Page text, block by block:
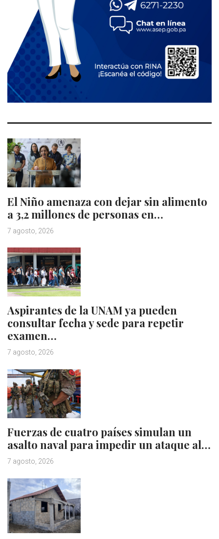
El Niño amenaza con dejar sin alimento
a 3,2 millones de personas en…
7 agosto, 2026
Aspirantes de la UNAM ya pueden
consultar fecha y sede para repetir
examen…
7 agosto, 2026
Fuerzas de cuatro países simulan un
asalto naval para impedir un ataque al…
7 agosto, 2026